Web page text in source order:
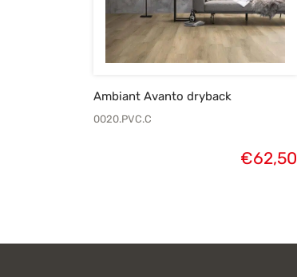
Ambiant Avanto dryback
0020.PVC.C
€62,50